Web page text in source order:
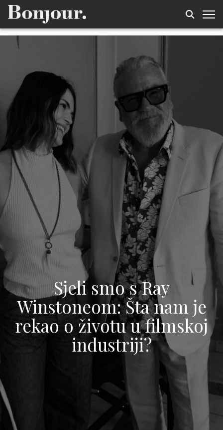
Sjeli smo s Ray
Winstoneom: Šta nam je
rekao o životu u filmskoj
industriji?